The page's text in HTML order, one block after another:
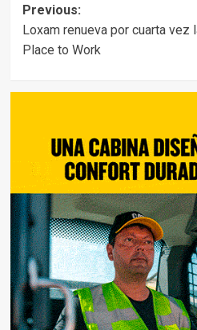
Post
navigation
Previous:
Loxam renueva por cuarta vez
Place to Work